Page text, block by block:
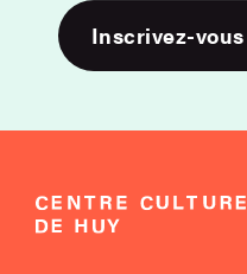
Inscrivez-